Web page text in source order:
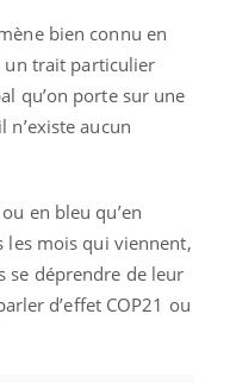
bien connu en
un trait particulier
qu’on porte sur une
aucun
en bleu qu’en
les mois qui viennent,
se déprendre de leur
d’effet COP21 ou